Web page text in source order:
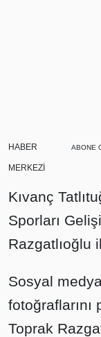
HABER
MERKEZİ
ABONE
Kıvanç
Sporları
Razgatlıoğlu
Sosyal
fotoğraflarını
Toprak